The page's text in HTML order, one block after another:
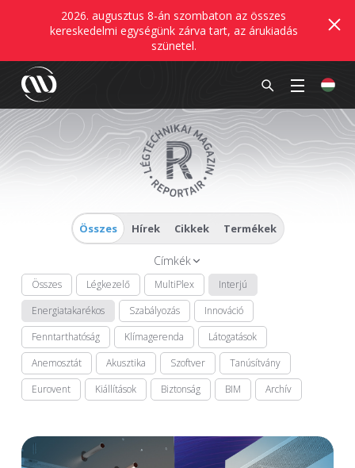
2026. augusztus 8-án szombaton az összes
kereskedelmi egységünk zárva tart, az árukiadás
szünetel.
Összes Hírek Cikkek Termékek
Címkék
Összes Légkezelő MultiPlex
Interjú
Energiatakarékos
Szabályozás
Innováció
Fenntarthatóság
Klímagerenda
Látogatások
Anemosztát
Akusztika Szoftver
Tanúsítvány
Eurovent
Kiállítások Biztonság BIM Archív